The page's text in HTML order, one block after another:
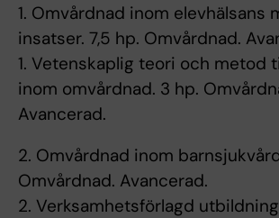
1. Omvårdnad inom elevhälsans
insatser. 7,5 hp. Omvårdnad.
1. Vetenskaplig teori och metod
inom omvårdnad. 3 hp.
Avancerad.
2. Omvårdnad inom
Omvårdnad. Avancerad.
2. Verksamhetsförlagd